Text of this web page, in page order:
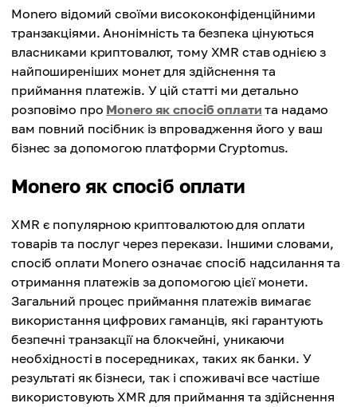
Monero відомий своїми висококонфіденційними
транзакціями. Анонімність та безпека цінуються
власниками криптовалют, тому XMR став однією з
найпоширеніших монет для здійснення та
приймання платежів. У цій статті ми детально
розповімо про Monero як спосіб оплати та надамо
вам повний посібник із впровадження його у ваш
бізнес за допомогою платформи Cryptomus.
Monero як спосіб оплати
XMR є популярною криптовалютою для оплати
товарів та послуг через перекази. Іншими словами,
спосіб оплати Monero означає спосіб надсилання та
отримання платежів за допомогою цієї монети.
Загальний процес приймання платежів вимагає
використання цифрових гаманців, які гарантують
безпечні транзакції на блокчейні, уникаючи
необхідності в посередниках, таких як банки. У
результаті як бізнеси, так і споживачі все частіше
використовують XMR для приймання та здійснення